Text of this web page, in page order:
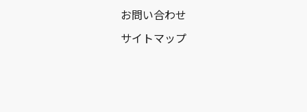
お問い合わせ
サイトマップ